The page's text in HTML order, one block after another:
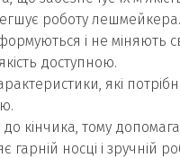
роботу лешмейкера.
і не міняють
доступною.
які
до кінчика, тому
гарній носці і зручній